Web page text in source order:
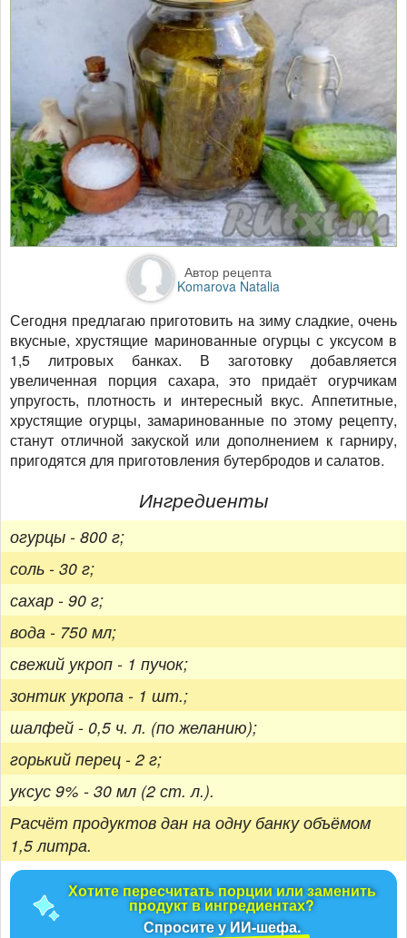
Автор рецепта
Komarova Natalia
Сегодня предлагаю приготовить на зиму сладкие, очень
вкусные, хрустящие маринованные огурцы с уксусом в
1,5 литровых банках. В заготовку добавляется
увеличенная порция сахара, это придаёт огурчикам
упругость, плотность и интересный вкус. Аппетитные,
хрустящие огурцы, замаринованные по этому рецепту,
станут отличной закуской или дополнением к гарниру,
пригодятся для приготовления бутербродов и салатов.
Ингредиенты
огурцы - 800 г;
соль - 30 г;
сахар - 90 г;
вода - 750 мл;
свежий укроп - 1 пучок;
зонтик укропа - 1 шт.;
шалфей - 0,5 ч. л. (по желанию);
горький перец - 2 г;
уксус 9% - 30 мл (2 ст. л.).
Расчёт продуктов дан на одну банку объёмом
1,5 литра.
Хотите пересчитать порции или заменить
продукт в ингредиентах?
Спросите у ИИ-шефа.